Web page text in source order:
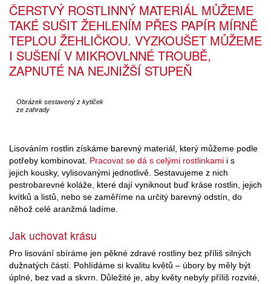
ČERSTVÝ ROSTLINNÝ MATERIÁL MŮŽEME
TAKÉ SUŠIT ŽEHLENÍM PŘES PAPÍR MÍRNĚ
TEPLOU ŽEHLIČKOU. VYZKOUŠET MŮŽEME
I SUŠENÍ V MIKROVLNNÉ TROUBĚ,
ZAPNUTÉ NA NEJNIŽŠÍ STUPEŇ
Obrázek sestavený z kytiček
ze zahrady
Lisováním rostlin získáme barevný materiál, který můžeme podle
potřeby kombinovat. Pracovat se dá s celými rostlinkami i s
jejich kousky, vylisovanými jednotlivě. Sestavujeme z nich
pestrobarevné koláže, které dají vyniknout buď kráse rostlin, jejich
kvítků a listů, nebo se zaměříme na určitý barevný odstín, do
něhož celé aranžmá ladíme.
Jak uchovat krásu
Pro lisování sbíráme jen pěkné zdravé rostliny bez příliš silných
dužnatých částí. Pohlídáme si kvalitu květů – úbory by měly být
úplné, bez vad a skvrn. Důležité je, aby květy nebyly příliš rozvité,